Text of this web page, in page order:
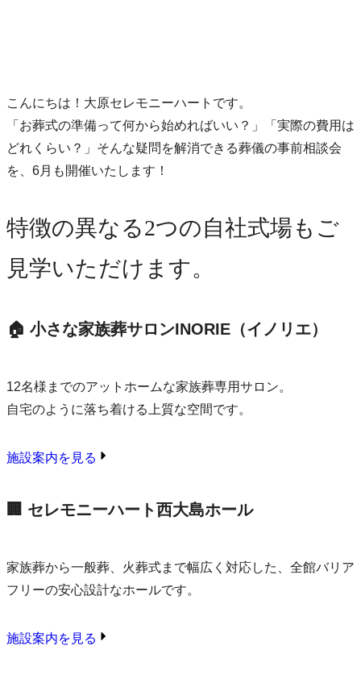
こんにちは！大原セレモニーハートです。
「お葬式の準備って何から始めればいい？」「実際の費用は
どれくらい？」そんな疑問を解消できる葬儀の事前相談会
を、6月も開催いたします！
特徴の異なる2つの自社式場もご
見学いただけます。
🏠 小さな家族葬サロンINORIE（イノリエ）
12名様までのアットホームな家族葬専用サロン。
自宅のように落ち着ける上質な空間です。
施設案内を見る
🏢 セレモニーハート西大島ホール
家族葬から一般葬、火葬式まで幅広く対応した、全館バリア
フリーの安心設計なホールです。
施設案内を見る